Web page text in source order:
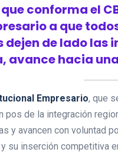
conforma el
a que
de lado las
avance hacia
Empresario, que
pos de la integración
y avancen con voluntad
su inserción competitiva